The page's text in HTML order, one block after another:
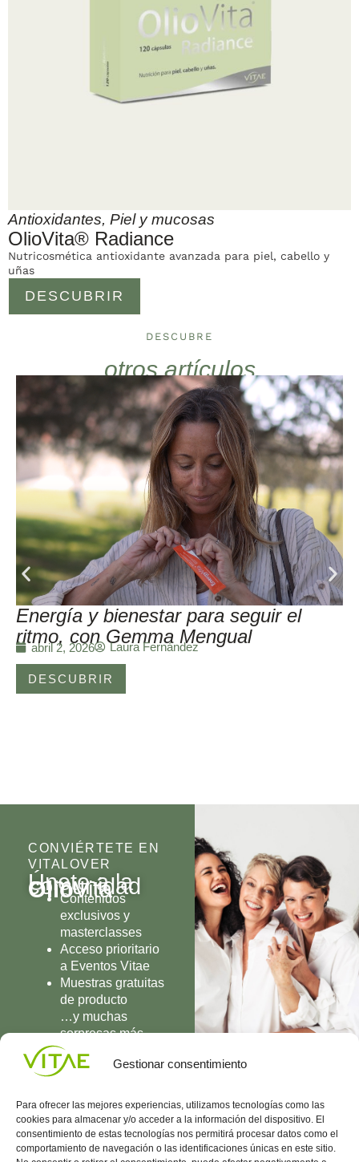
Gestionar consentimiento
Para ofrecer las mejores experiencias, utilizamos tecnologías como las
cookies para almacenar y/o acceder a la información del dispositivo. El
consentimiento de estas tecnologías nos permitirá procesar datos como el
comportamiento de navegación o las identificaciones únicas en este sitio.
Antioxidantes, Piel y mucosas
OlioVita® Radiance
DESCUBRIR
Nutricosmética antioxidante avanzada para piel, cabello y
uñas
DESCUBRE
otros artículos
Energía y bienestar para seguir el
ritmo, con Gemma Mengual
abril 2, 2026 Laura Fernández
DESCUBRIR
CONVIÉRTETE EN
VITALOVER
Únete a la
comunidad
OlioVita
Contenidos
exclusivos y
masterclasses
Acceso prioritario
a Eventos Vitae
Muestras gratuitas
de producto
…y muchas
sorpresas más
UNIRME
Conocenos Política (+34)